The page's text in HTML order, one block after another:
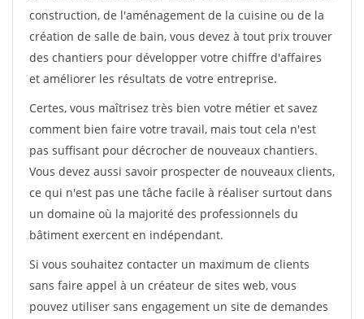
construction, de l'aménagement de la cuisine ou de la
création de salle de bain, vous devez à tout prix trouver
des chantiers pour développer votre chiffre d'affaires
et améliorer les résultats de votre entreprise.
Certes, vous maîtrisez très bien votre métier et savez
comment bien faire votre travail, mais tout cela n'est
pas suffisant pour décrocher de nouveaux chantiers.
Vous devez aussi savoir prospecter de nouveaux clients,
ce qui n'est pas une tâche facile à réaliser surtout dans
un domaine où la majorité des professionnels du
bâtiment exercent en indépendant.
Si vous souhaitez contacter un maximum de clients
sans faire appel à un créateur de sites web, vous
pouvez utiliser sans engagement un site de demandes